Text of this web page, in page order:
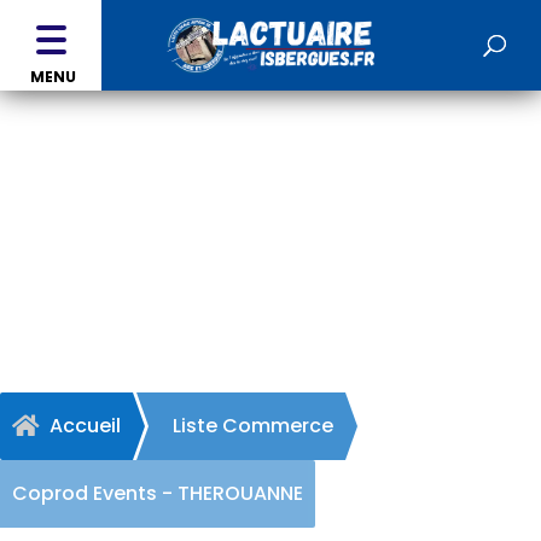
MENU
 Accueil Liste Commerce
Coprod Events - THEROUANNE